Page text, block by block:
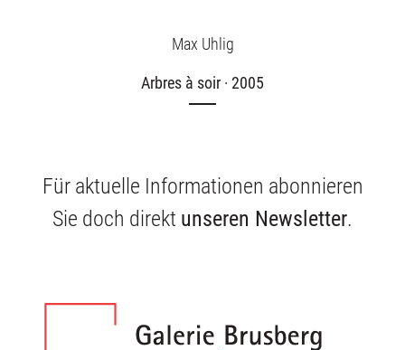
Max Uhlig
Arbres à soir · 2005
Für aktuelle Informationen abonnieren
Sie doch direkt unseren Newsletter.